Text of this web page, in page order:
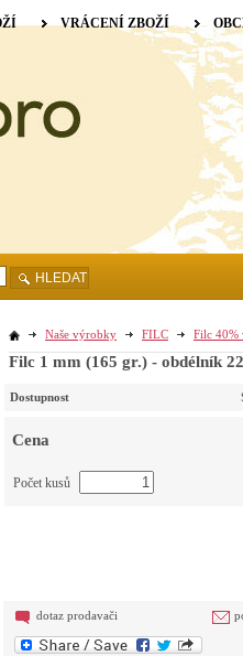
Naše výrobky FILC Filc 40%
Filc 1 mm (165 gr.) - obdélník
Dostupnost
Cena
Počet kusů
dotaz prodavači
VRÁCENÍ ZBOŽÍ
HLEDAT